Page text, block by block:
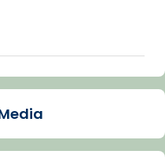
Fa gairebé
Companys, la